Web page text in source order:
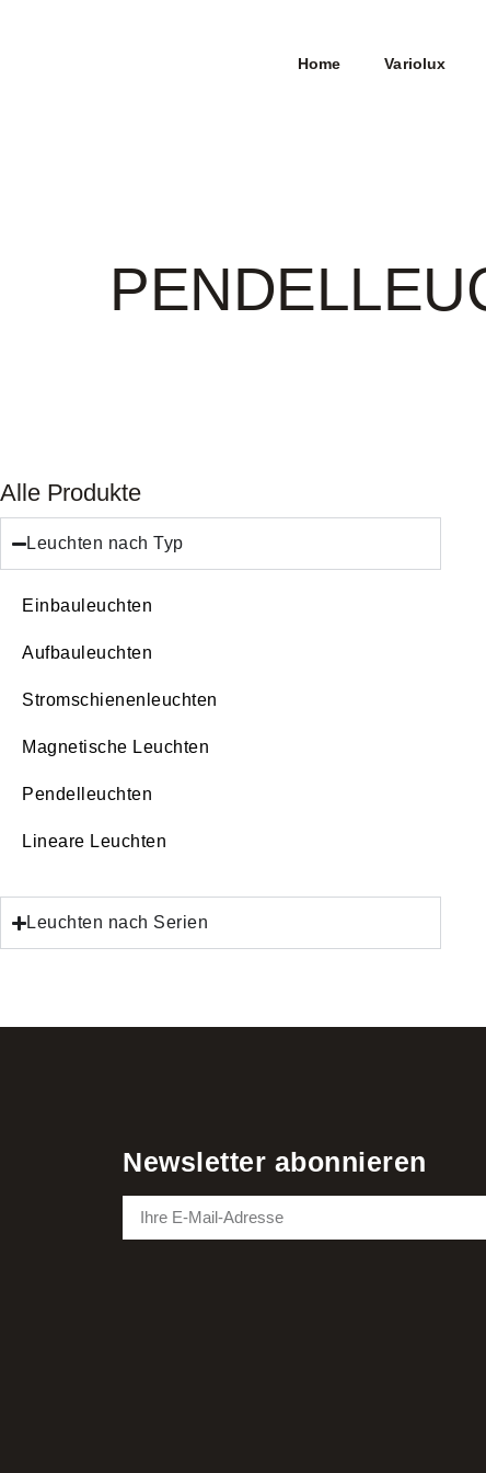
Home Variolux
Alle Produkte
Leuchten nach Typ
Einbauleuchten
Aufbauleuchten
Stromschienenleuchten
Magnetische Leuchten
Pendelleuchten
Lineare Leuchten
Leuchten nach Serien
Newsletter abonnieren